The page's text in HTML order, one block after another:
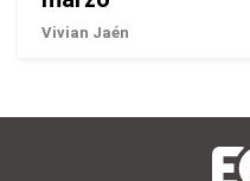
Vivian Jaén